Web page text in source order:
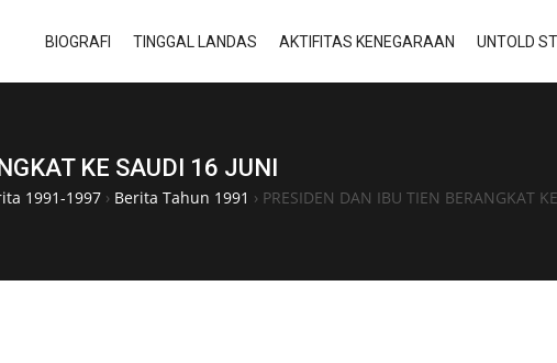
BIOGRAFI TINGGAL LANDAS AKTIFITAS KENEGARAAN UNTOLD
KE SAUDI 16 JUNI
1991-1997› Berita Tahun 1991 › PRESIDEN DAN IBU TIEN BERANGKAT